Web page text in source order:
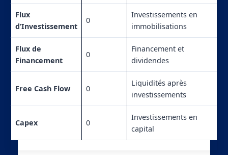
Flux
d’Investissement
0
Investissements en
immobilisations
Flux de
Financement
0
Financement et
dividendes
Free Cash Flow 0
Liquidités après
investissements
Capex 0
Investissements en
capital